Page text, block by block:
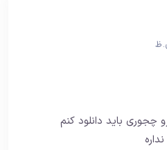
چجوری باید دانلود کنم